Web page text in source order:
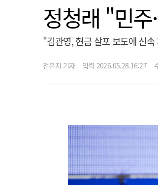
정청래 "민
"김관영, 현금 살포 보도에 신
전은지 기자 입력 2026.05.28.16:27